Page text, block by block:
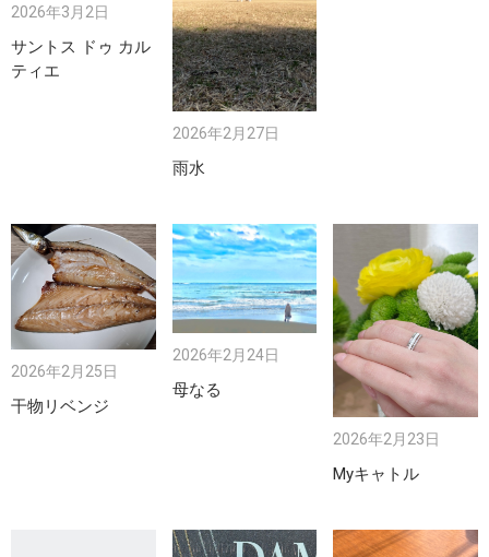
2026年3月2日
サントス ドゥ カル
ティエ
2026年2月27日
雨水
2026年2月25日
干物リベンジ
2026年2月24日
母なる
2026年2月23日
Myキャトル